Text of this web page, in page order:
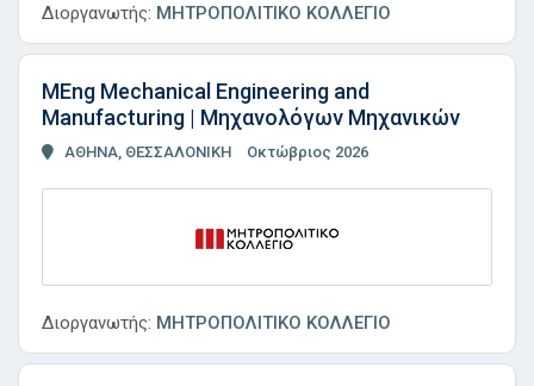
Διοργανωτής: ΜΗΤΡΟΠΟΛΙΤΙΚΟ ΚΟΛΛΕΓΙΟ
MEng Mechanical Engineering and
Manufacturing | Μηχανολόγων Μηχανικών
ΑΘΗΝΑ, ΘΕΣΣΑΛΟΝΙΚΗ Οκτώβριος 2026
Διοργανωτής: ΜΗΤΡΟΠΟΛΙΤΙΚΟ ΚΟΛΛΕΓΙΟ